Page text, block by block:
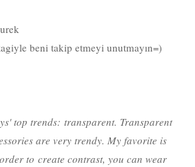
beni takip etmeyi unutmayın=)
top trends: transparent. Transparent
are very trendy. My favorite is
to create contrast, you can wear